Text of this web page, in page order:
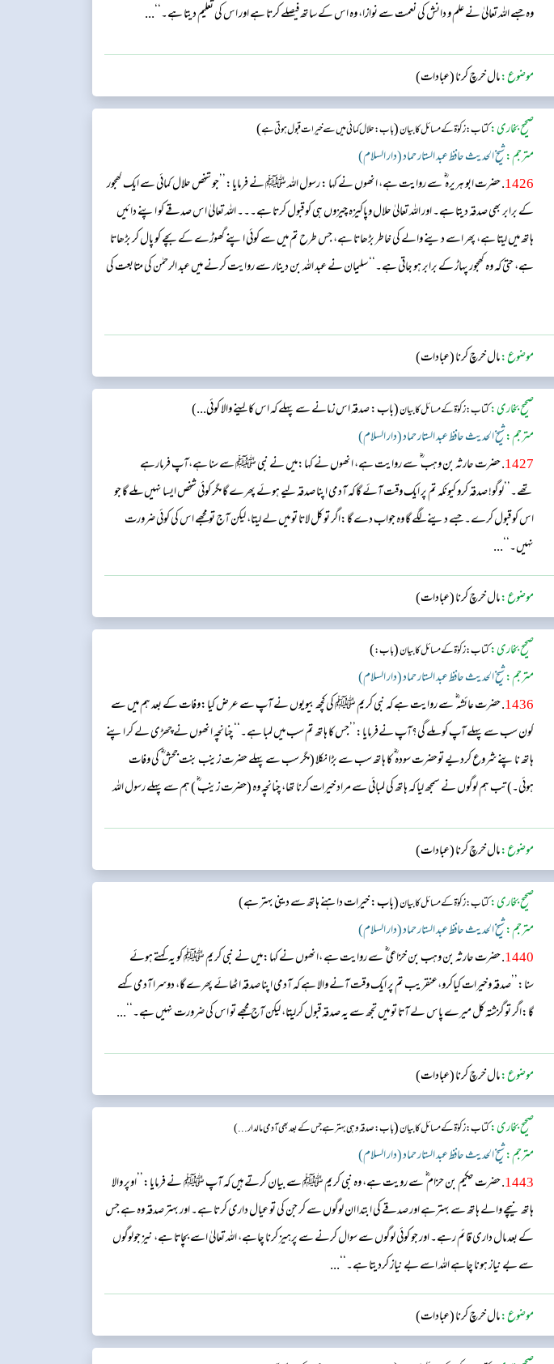
وہ جسے اللہ تعالیٰ نے علم و دانش کی نعمت سے نوازا، وہ اس کے ساتھ فیصلے کرتا ہے اور اس کی تعلیم دیتا ہے۔‘‘...
موضوع:مال خرچ کرنا (عبادات)
صحیح بخاری:کتاب: زکوٰۃ کے مسائل کا بیان(باب: حلال کمائی میں سے خیرات قبول ہوتی ہے)
مترجم:شیخ الحدیث حافظ عبد الستار حماد (دار السلام)
1426 . حضرت ابو ہریرہ ؓ سے روایت ہے، انھوں نے کہا : رسول اللہ ﷺ نے فرمایا:’’جو شخص حلال کمائی سے ایک کھجور
کے برابر بھی صدقہ دیتا ہے۔ اور اللہ تعالیٰ حلال وپاکیزہ چیزوں ہی کو قبول کرتا ہے۔۔۔ اللہ تعالیٰ اس صدقے کو اپنے دائیں
ہاتھ میں لیتا ہے، پھر اسے دینے والے کی خاطر بڑھاتا ہے، جس طرح تم میں سے کوئی اپنے گھوڑے کے بچے کو پال کر بڑھاتا
ہے، حتی کہ وہ کھجور پہاڑ کے برابر ہو جاتی ہے۔‘‘ سلیمان نے عبد اللہ بن دینار سے روایت کرنے میں عبد الرحمٰن کی متابعت کی
موضوع:مال خرچ کرنا (عبادات)
صحیح بخاری:کتاب: زکوٰۃ کے مسائل کا بیان(باب: صدقہ اس زمانے سے پہلے کہ اس کا لینے والا کوئی...)
مترجم:شیخ الحدیث حافظ عبد الستار حماد (دار السلام)
1427 . حضرت حارثہ بن وہب ؓ سے روایت ہے، انھوں نے کہا:میں نے نبی ﷺ سے سنا ہے،آپ فرمارہے
تھے۔’’لوگو! صدقہ کرو کیونکہ تم پر ایک وقت آئے گا کہ آدمی اپنا صدقہ لیے ہوئے پھرے گا مگر کوئی شخص ایسا نہیں ملے گا جو
اس کو قبول کرے۔ جسے دینے لگے گا وہ جواب دے گا:اگر تو کل لاتا تو میں لے لیتا، لیکن آج تو مجھے اس کی کوئی ضرورت
نہیں۔‘‘...
موضوع:مال خرچ کرنا (عبادات)
صحیح بخاری:کتاب: زکوٰۃ کے مسائل کا بیان(باب:)
مترجم:شیخ الحدیث حافظ عبد الستار حماد (دار السلام)
1436 . حضرت عائشہ ؓ سے روایت ہے کہ نبی کریم ﷺ کی کچھ بیویوں نے آپ سے عرض کیا:وفات کے بعد ہم میں سے
کون سب سے پہلے آپ کو ملے گی؟آپ نےفرمایا:’’جس کا ہاتھ تم سب میں لمبا ہے۔‘‘ چنانچہ انھوں نے چھڑی لے کر اپنے
ہاتھ ناپنے شروع کردیے توحضرت سودہ ؓ کا ہاتھ سب سے بڑا نکلا (مگر سب سے پہلے حضرت زینب بنت جحش ؓ کی وفات
ہوئی۔) تب ہم لوگوں نے سمجھ لیا کہ ہاتھ کی لمبائی سے مراد خیرات کرنا تھا، چنانچہ وہ (حضرت زینب ؓ ) ہم سے پہلے رسول اللہ
موضوع:مال خرچ کرنا (عبادات)
صحیح بخاری:کتاب: زکوٰۃ کے مسائل کا بیان(باب: خیرات داہنے ہاتھ سے دینی بہتر ہے)
مترجم:شیخ الحدیث حافظ عبد الستار حماد (دار السلام)
1440 . حضرت حارثہ بن وہب بن خزاعی ؓ سے روایت ہے ،انھوں نے کہا:میں نے نبی کریم ﷺ کو یہ کہتے ہوئے
سنا:’’صدقہ وخیرات کیاکرو،عنقریب تم پر ایک وقت آنے والا ہے کہ آدمی اپنا صدقہ اٹھائے پھرے گا، دوسرا آدمی کہے
گا:اگر تو گزشتہ کل میرے پاس لے آتا تو میں تجھ سے یہ صدقہ قبول کرلیتا، لیکن آج مجھے تو اس کی ضرورت نہیں ہے۔‘‘...
موضوع:مال خرچ کرنا (عبادات)
صحیح بخاری:کتاب: زکوٰۃ کے مسائل کا بیان(باب: صدقہ وہی بہتر ہے جس کے بعد بھی آدمی مالدار...)
مترجم:شیخ الحدیث حافظ عبد الستار حماد (دار السلام)
1443 . حضرت حکیم بن حزام ؓ سے رویت ہے، وہ نبی کریم ﷺ سے بیان کرتے ہیں کہ آپ ﷺ نے فرمایا:’’اوپر والا
ہاتھ نیچے والے ہاتھ سے بہترہے اور صدقے کی ابتدا ان لوگوں سے کر جن کی تو عیال داری کرتا ہے۔ اور بہتر صدقہ وہ ہے جس
کے بعد مال داری قائم رہے۔ اور جو کوئی لوگوں سے سوال کرنے سے پرہیز کرنا چاہے، اللہ تعالیٰ اسے بچاتا ہے، نیز جولوگوں
سے بے نیاز ہونا چاہے اللہ اسے بے نیاز کردیتا ہے۔‘‘...
موضوع:مال خرچ کرنا (عبادات)